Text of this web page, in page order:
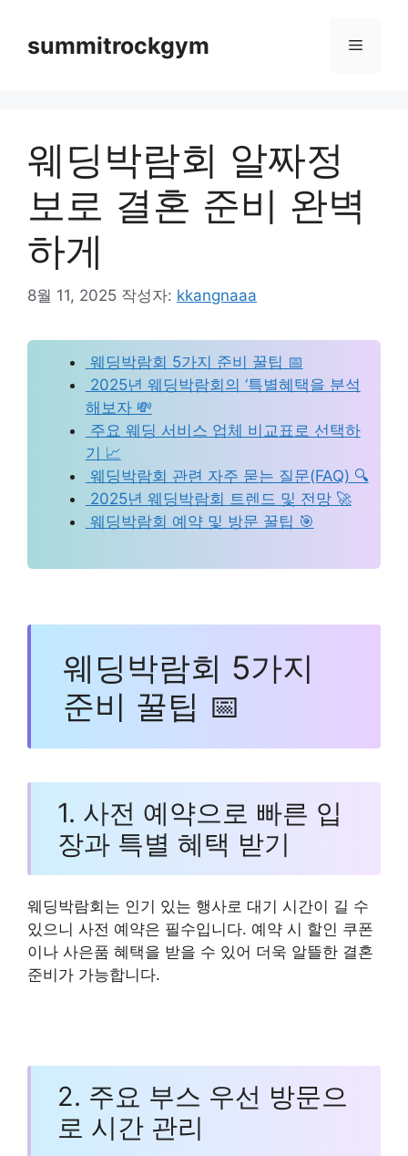
summitrockgym 메
웨딩박람회 알짜정
보로 결혼 준비 완벽
하게
8월 11, 2025 작성자: kkangnaaa
 웨딩박람회 5가지 준비 꿀팁 📅
 2025년 웨딩박람회의 ‘특별혜택을 분석
해보자 💸
 주요 웨딩 서비스 업체 비교표로 선택하
기 📈
 웨딩박람회 관련 자주 묻는 질문(FAQ) 🔍
 2025년 웨딩박람회 트렌드 및 전망 🚀
 웨딩박람회 예약 및 방문 꿀팁 🎯
웨딩박람회 5가지
준비 꿀팁 📅
1. 사전 예약으로 빠른 입
장과 특별 혜택 받기
웨딩박람회는 인기 있는 행사로 대기 시간이 길 수
있으니 사전 예약은 필수입니다. 예약 시 할인 쿠폰
이나 사은품 혜택을 받을 수 있어 더욱 알뜰한 결혼
준비가 가능합니다.
2. 주요 부스 우선 방문으
로 시간 관리